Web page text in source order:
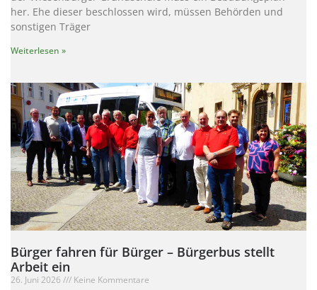
her. Ehe dieser beschlossen wird, müssen Behörden und
sonstigen Träger
Weiterlesen »
Bürger fahren für Bürger – Bürgerbus stellt
Arbeit ein
26. Juni 2026 Keine Kommentare